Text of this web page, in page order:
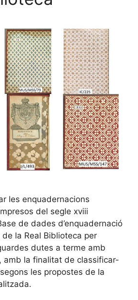
les enquadernacions
del segle xviii
de dades d’enquadernació
la Real Biblioteca per
dutes a terme amb
amb la finalitat de classificar-
les propostes de la